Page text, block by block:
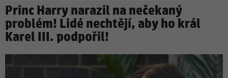
Princ Harry narazil na nečekaný
problém! Lidé nechtějí, aby ho král
Karel III. podpořil!